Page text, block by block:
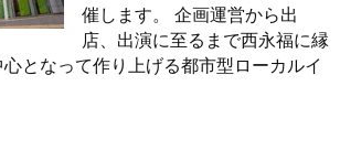
催します。 企画運営から出
店、出演に至るまで西永福に縁
となって作り上げる都市型ローカルイ